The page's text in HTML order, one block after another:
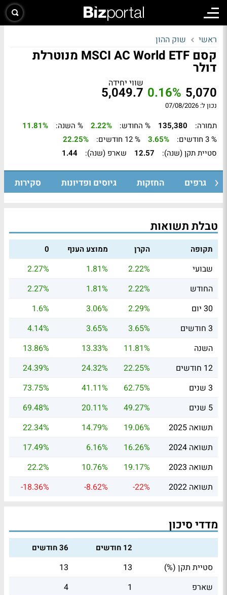
ראשי שוק ההון
קסם MSCI AC World ETF מנוטרלת
דולר
5,070
0.16%
שווי יחידה
5,049.7
נכון ל: 07/08/2026
תמורה: 135,380 % החודש: 2.22% % השנה:
11.81%
% 3 חודשים:
3.65% % 12 חודשים:
22.25%
סטיית תקן (שנה):
12.57 שארפ (שנה): 1.44
גרפים החזקות גיוסים ופדיונות סקירות
טבלת תשואות
תקופה הקרן ממוצע הענף 0
שבועי 2.22%
1.81%
2.27%
החודש
2.22%
1.81%
2.27%
30 יום
2.29%
3.06%
1.6%
3 חודשים
3.65%
3.65%
4.14%
השנה
11.81%
13.33%
13.86%
12 חודשים
22.25%
24.32%
24.39%
3 שנים
62.75%
41.11%
73.75%
5 שנים
49.27%
20.11%
69.48%
תשואה 2025
19.06%
14.79%
22.34%
תשואה 2024
16.26%
6.16%
17.49%
תשואה 2023
19.17%
10.76%
22.2%
תשואה 2022
-22%
-8.62%
-18.36%
מדדי סיכון
12 חודשים 36 חודשים
סטיית תקן (%) 13
13
שארפ
1
4